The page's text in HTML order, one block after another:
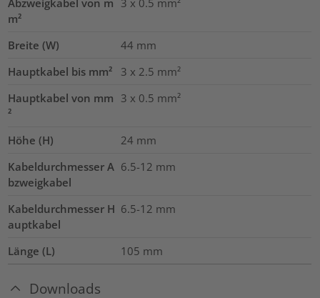
Abzweigkabel von m
m²
3 x 0.5 mm²
Breite (W) 44 mm
Hauptkabel bis mm²
3 x 2.5 mm²
Hauptkabel von mm
²
3 x 0.5 mm²
Höhe (H) 24 mm
Kabeldurchmesser A
bzweigkabel
6.5-12 mm
Kabeldurchmesser H
auptkabel
6.5-12 mm
Länge (L) 105 mm
Downloads